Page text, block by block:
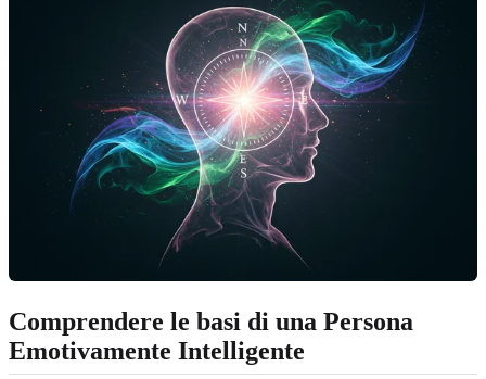
Comprendere le basi di una Persona
Emotivamente Intelligente